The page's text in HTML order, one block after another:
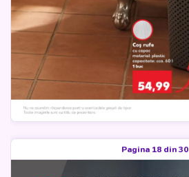
Pagina 18 din 30